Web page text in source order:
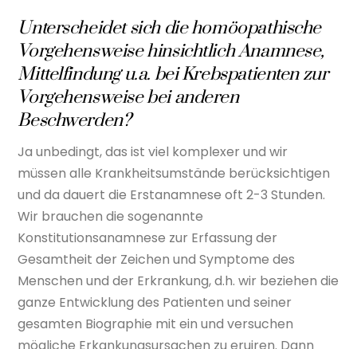
Unterscheidet sich die homöopathische
Vorgehensweise hinsichtlich Anamnese,
Mittelfindung u.a. bei Krebspatienten zur
Vorgehensweise bei anderen
Beschwerden?
Ja unbedingt, das ist viel komplexer und wir
müssen alle Krankheitsumstände berücksichtigen
und da dauert die Erstanamnese oft 2-3 Stunden.
Wir brauchen die sogenannte
Konstitutionsanamnese zur Erfassung der
Gesamtheit der Zeichen und Symptome des
Menschen und der Erkrankung, d.h. wir beziehen die
ganze Entwicklung des Patienten und seiner
gesamten Biographie mit ein und versuchen
mögliche Erkankungsursachen zu eruiren. Dann